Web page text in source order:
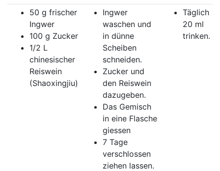
50 g frischer
Ingwer
100 g Zucker
1/2 L
chinesischer
Reiswein
(Shaoxingjiu)
Ingwer
waschen und
in dünne
Scheiben
schneiden.
Zucker und
den Reiswein
dazugeben.
Das Gemisch
in eine Flasche
giessen
7 Tage
verschlossen
ziehen lassen.
Täglich
20 ml
trinken.